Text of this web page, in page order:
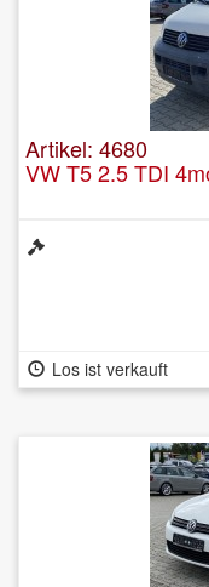
Artikel: 4680
VW T5 2.5 TDI
Los ist verkauft